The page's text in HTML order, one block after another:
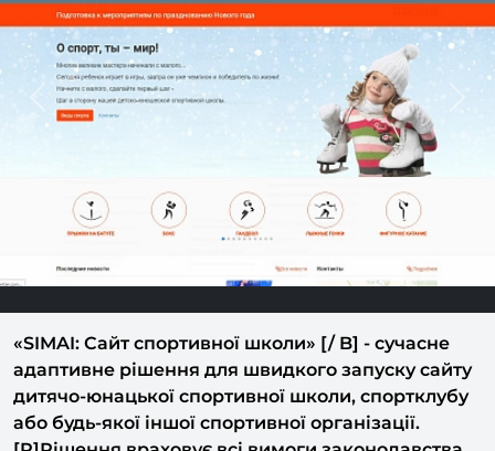
Previous
адаптивне рішення для швидкого запуску сайту
дитячо-юнацької спортивної школи, спортклубу
або будь-якої іншої спортивної організації.
[P]Рішення враховує всі вимоги законодавства
РФ до сайтів освітніх організацій, має версію для